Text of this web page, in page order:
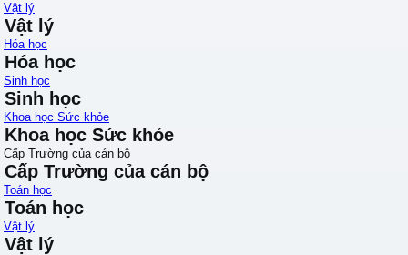
Vật lý
Vật lý
Hóa học
Hóa học
Sinh học
Sinh học
Khoa học Sức khỏe
Khoa học Sức khỏe
Cấp Trường của cán bộ
Cấp Trường của cán bộ
Toán học
Toán học
Vật lý
Vật lý